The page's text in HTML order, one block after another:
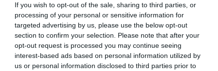
If you wish to opt-out of the sale, sharing to third parties, or
processing of your personal or sensitive information for
targeted advertising by us, please use the below opt-out
section to confirm your selection. Please note that after your
opt-out request is processed you may continue seeing
interest-based ads based on personal information utilized by
us or personal information disclosed to third parties prior to
ültessük át a szobanövényt teljesen új, tiszta földbe, mert
különben el fog pusztulni. A gyökérzetet fertőtlenítsük,
vagy legalább mossuk le, mielőtt az új földbe tennénk.
-távolítsuk el a felső réteg földet
-tegyünk a szobanövényre friss humuszt